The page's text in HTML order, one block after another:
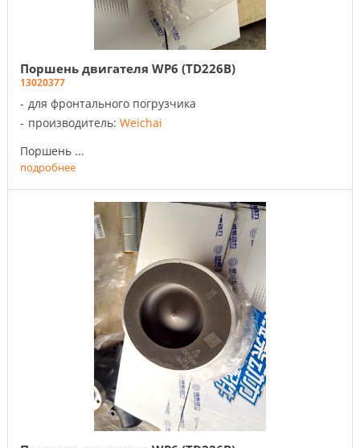
Поршень двигателя WP6 (TD226B)
13020377
для фронтального погрузчика
производитель: Weichai
Поршень ...
подробнее